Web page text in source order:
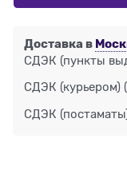
Доставка в
СДЭК (пункты
СДЭК (курьером)
СДЭК